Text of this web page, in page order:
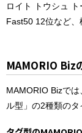
ロイト トウシュ
Fast50 12位など、
MAMORIO Biz
MAMORIO Bizで
ル型」の2種類のタ